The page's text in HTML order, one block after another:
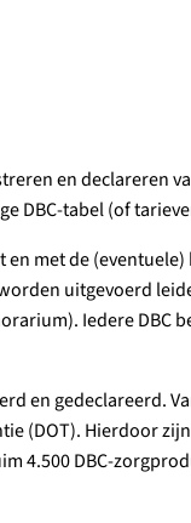
en declareren
DBC-tabel (of
en met de
uitgevoerd
Iedere DBC
en gedeclareerd.
(DOT). Hierdoor zijn
4.500 DBC-